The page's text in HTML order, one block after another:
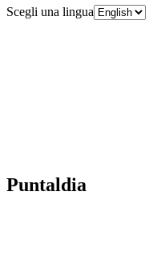
Scegli una lingua
Puntaldia